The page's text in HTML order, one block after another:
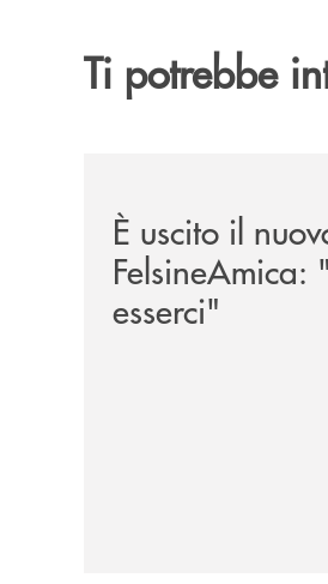
Ti potrebbe
È uscito il
FelsineAmica:
esserci"